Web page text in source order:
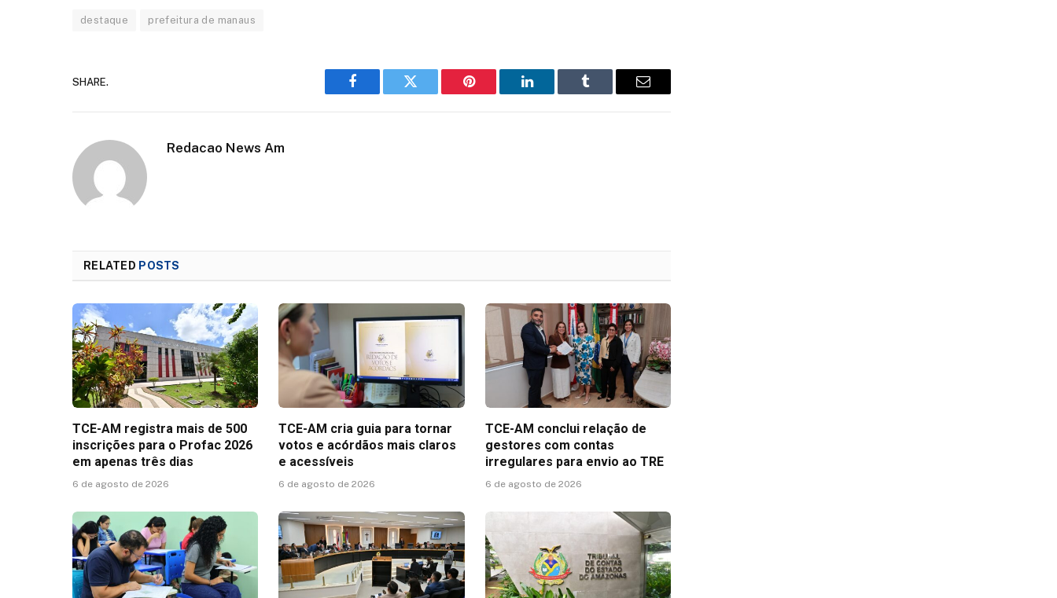
destaque prefeitura de manaus
SHARE.
Facebook Twitter Pinterest LinkedIn Tumblr Email
Redacao News Am
RELATED POSTS
TCE-AM registra mais de 500
inscrições para o Profac 2026
em apenas três dias
6 de agosto de 2026
TCE-AM cria guia para tornar
votos e acórdãos mais claros
e acessíveis
6 de agosto de 2026
TCE-AM conclui relação de
gestores com contas
irregulares para envio ao TRE
6 de agosto de 2026